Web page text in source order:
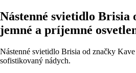
Nástenné svietidlo Brisia
jemné a príjemné
Nástenné svietidlo Brisia od značky
sofistikovaný nádych.